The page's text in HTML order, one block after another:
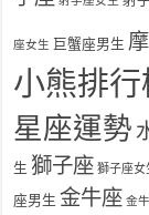
座女生 巨蟹座男生
小熊排行
星座運勢
生 獅子座 獅子座女
座男生 金牛座 金